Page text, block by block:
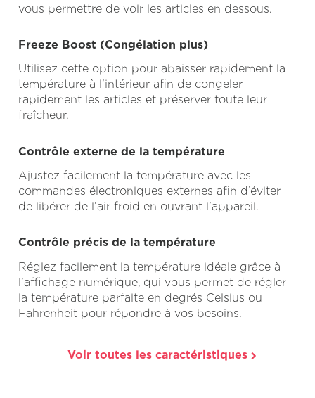
vous permettre de voir les articles en dessous.
Freeze Boost (Congélation plus)
Utilisez cette option pour abaisser rapidement la
température à l’intérieur afin de congeler
rapidement les articles et préserver toute leur
fraîcheur.
Contrôle externe de la température
Ajustez facilement la température avec les
commandes électroniques externes afin d’éviter
de libérer de l’air froid en ouvrant l’appareil.
Contrôle précis de la température
Réglez facilement la température idéale grâce à
l’affichage numérique, qui vous permet de régler
la température parfaite en degrés Celsius ou
Fahrenheit pour répondre à vos besoins.
Voir toutes les caractéristiques